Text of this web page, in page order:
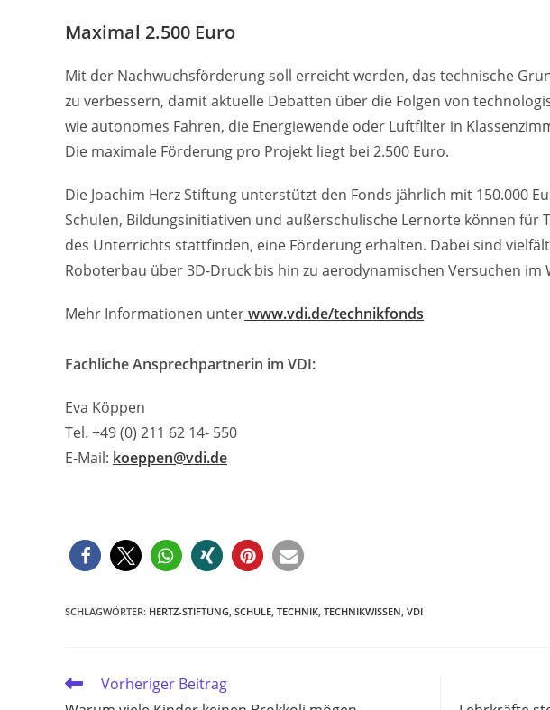
Maximal 2.500 Euro
Mit der Nachwuchsförderung soll erreicht werden, das technische
zu verbessern, damit aktuelle Debatten über die Folgen von
wie autonomes Fahren, die Energiewende oder Luftfilter in
Die maximale Förderung pro Projekt liegt bei 2.500 Euro.
Die Joachim Herz Stiftung unterstützt den Fonds jährlich mit 150.000
Schulen, Bildungsinitiativen und außerschulische Lernorte können für
des Unterrichts stattfinden, eine Förderung erhalten. Dabei sind
Roboterbau über 3D-Druck bis hin zu aerodynamischen Versuchen im
Mehr Informationen unterwww.vdi.de/technikfonds
Fachliche Ansprechpartnerin im VDI:
Eva Köppen
Tel. +49 (0) 211 62 14- 550
E-Mail: koeppen@vdi.de
SCHLAGWÖRTER: HERTZ-STIFTUNG SCHULE TECHNIK TECHNIKWISSEN VDI
WeitereVorheriger Beitrag